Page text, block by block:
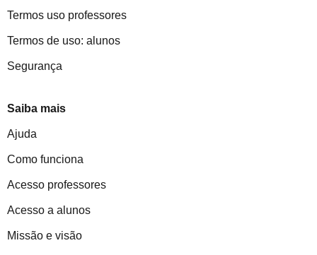
Termos uso professores
Termos de uso: alunos
Segurança
Saiba mais
Ajuda
Como funciona
Acesso professores
Acesso a alunos
Missão e visão